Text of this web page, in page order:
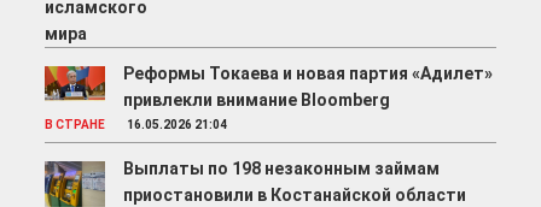
Реформы Токаева и новая партия «Адилет»
привлекли внимание Bloomberg
В СТРАНЕ 16.05.2026 21:04
Выплаты по 198 незаконным займам
приостановили в Костанайской области